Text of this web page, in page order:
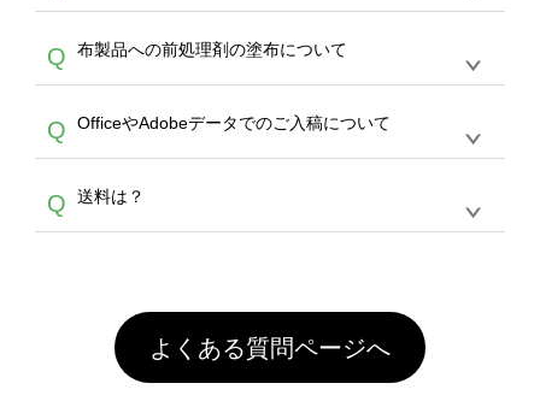
ビスをご利用ください。(※ 30個以下の場合
は、デザインツールをご利用ください)
メールでお知らせいたしますので、直接配送業
者にご連絡いただき調整をお願い致します。
A
カート内で自動的に割引(最大50%)が適用され
ます。 【付与ポイント】購入金額の1％が1ポ
イントとして付与され、次回ご注文時に1ポイ
ント＝1円としてお使いいただけます。ポイン
トは発送完了の翌日に付与され、次回ご注文時
からご利用頂けます。ポイントの有効期限は一
年間です。【会員ランク】過去10カ月のご注
文回数により会員ランク割引(最大5%)が適用
頂いても、ログインがされていなければ、ラン
クにカウントがされません。
Q 布製品への前処理剤の塗布について
A
意点（前処理剤）】カラー生地（Tシャツのホ
ワイト、トートバッグのナチュラル、ホワイト
といって、プリントを定着させるための処理剤
を塗布しており、短納期・低価格で商品をお届
害な性質で、水洗いで落とすことが可能です。
お手数ですが、お客様ご自身にて着用前に落と
していただけますようお願いいたします。※1
通常注文・直送機能でのご注文に関わらず、前
Q OfficeやAdobeデータでのご入稿について
A
ません。いずれのデータも該当デザインのみ画
像(JPEG,PNG,GIF,PDF)に変換、またはAdobe
Q 送料は？
引」などによるお値引きで4,000円未満になる
場合は送料がかかりますので、ご注意くださ
い。
よくある質問ページへ